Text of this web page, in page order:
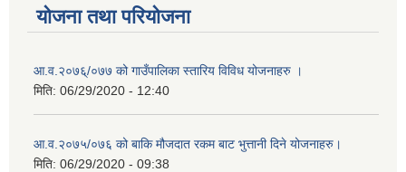
योजना तथा परियोजना
आ.व.२०७६्/०७७ को गाउँपालिका स्तारिय विविध योजनाहरु ।
मिति: 06/29/2020 - 12:40
आ.व.२०७५/०७६ को बाकि मौजदात रकम बाट भुत्तानी दिने योजनाहरु।
मिति: 06/29/2020 - 09:38